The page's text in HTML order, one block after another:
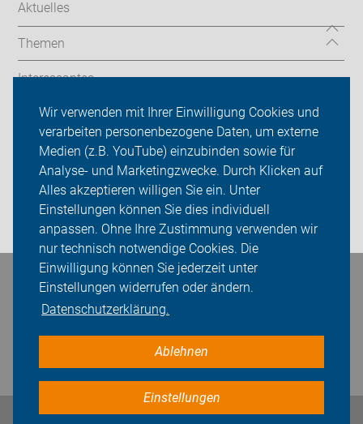
Wir verwenden mit Ihrer Einwilligung Cookies und
verarbeiten personenbezogene Daten, um externe
Medien (z.B. YouTube) einzubinden sowie für
Analyse- und Marketingzwecke. Durch Klicken auf
Alles akzeptieren willigen Sie ein. Unter
Einstellungen können Sie dies individuell
anpassen. Ohne Ihre Zustimmung verwenden wir
nur technisch notwendige Cookies. Die
Einwilligung können Sie jederzeit unter
Einstellungen widerrufen oder ändern.
Datenschutzerklärung.
Ablehnen
Einstellungen
Aktuelles
Themen
Interessantes
ADFC Holzwickede
Sei dabei
Presse
Login
Bleiben Sie in Kontakt